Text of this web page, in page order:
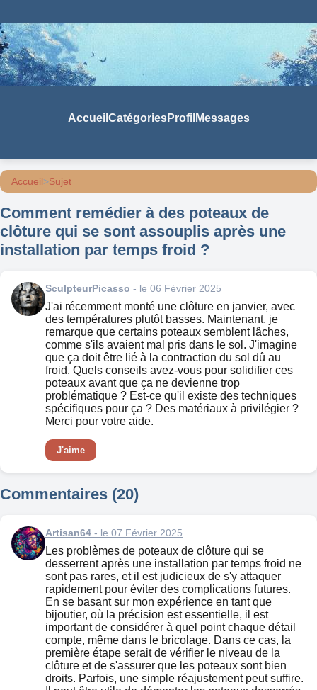
Accueil CatégoriesProfil Messages
Accueil>Sujet
Comment remédier à des poteaux de
clôture qui se sont assouplis après une
installation par temps froid ?
SculpteurPicasso - le 06 Février 2025
J'ai récemment monté une clôture en janvier, avec
des températures plutôt basses. Maintenant, je
remarque que certains poteaux semblent lâches,
comme s'ils avaient mal pris dans le sol. J'imagine
que ça doit être lié à la contraction du sol dû au
froid. Quels conseils avez-vous pour solidifier ces
poteaux avant que ça ne devienne trop
problématique ? Est-ce qu'il existe des techniques
spécifiques pour ça ? Des matériaux à privilégier ?
Merci pour votre aide.
J'aime
Commentaires (20)
Artisan64 - le 07 Février 2025
Les problèmes de poteaux de clôture qui se
desserrent après une installation par temps froid ne
sont pas rares, et il est judicieux de s'y attaquer
rapidement pour éviter des complications futures.
En se basant sur mon expérience en tant que
bijoutier, où la précision est essentielle, il est
important de considérer à quel point chaque détail
compte, même dans le bricolage. Dans ce cas, la
première étape serait de vérifier le niveau de la
clôture et de s'assurer que les poteaux sont bien
droits. Parfois, une simple réajustement peut suffire.